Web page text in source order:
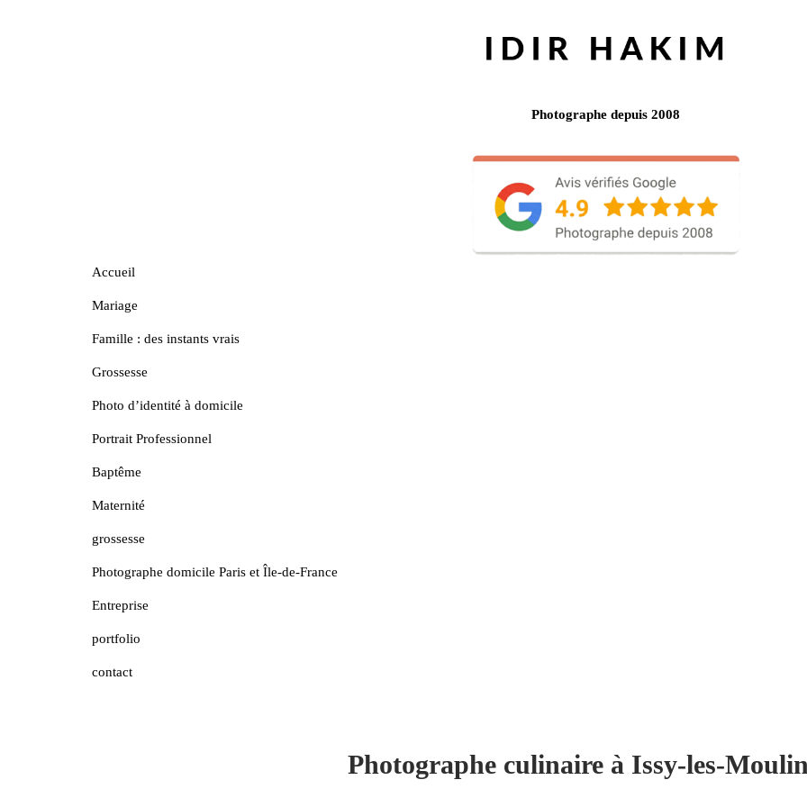
Photographe depuis 2008
Accueil
Mariage
Famille : des instants vrais
Grossesse
Photo d’identité à domicile
Portrait Professionnel
Baptême
Maternité
grossesse
Photographe domicile Paris et Île-de-France
Entreprise
portfolio
contact
Photographe culinaire à Issy-les-